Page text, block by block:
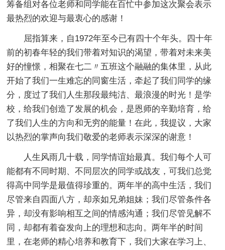
筹备组对各位老师和同学能在百忙中参加这次聚会表示
最热烈的欢迎与最衷心的感谢！
屈指算来，自1972年至今已有四十个年头。四十年
前的初春年轻的我们带着对知识的渴望，带着对未来美
好的憧憬，相聚在七二〃五班这个融融的集体里，从此
开始了我们一生难忘的同窗生活，牵起了我们同学的缘
分，度过了我们人生那段最纯洁、最浪漫的时光！是学
校，给我们创造了发展的机会，是恩师的辛勤培育，给
了我们人生的方向和无穷的能量！在此，我提议，大家
以热烈的掌声向我们敬爱的老师表示深深的谢意！
人生风雨几十载，同学情谊始最真。我们每个人可
能都有不同时期、不同层次的同学或战友，可我们总觉
得高中同学是最值得珍重的。两年半的高中生活，我们
尽管来自四面八方，却亲如兄弟姐妹；我们尽管条件各
异，却没有影响相互之间的情感沟通；我们尽管见解不
同，却都有着奋发向上的理想和志向。两年半的时间
里，在老师的精心培养和教育下，我们大家在学习上、